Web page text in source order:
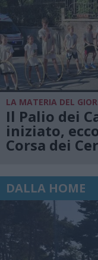
LA MATERIA DEL
Il Palio dei
iniziato,
Corsa dei
DALLA HOME